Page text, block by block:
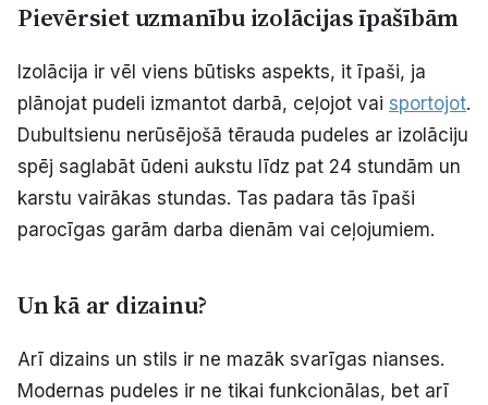
Pievērsiet uzmanību izolācijas īpašībām
Izolācija ir vēl viens būtisks aspekts, it īpaši, ja
plānojat pudeli izmantot darbā, ceļojot vai sportojot.
Dubultsienu nerūsējošā tērauda pudeles ar izolāciju
spēj saglabāt ūdeni aukstu līdz pat 24 stundām un
karstu vairākas stundas. Tas padara tās īpaši
parocīgas garām darba dienām vai ceļojumiem.
Un kā ar dizainu?
Arī dizains un stils ir ne mazāk svarīgas nianses.
Modernas pudeles ir ne tikai funkcionālas, bet arī